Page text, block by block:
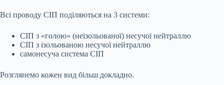
Всі проводу СІП поділяються на 3 системи:
СІП з «голою» (неізольованої) несучої нейтраллю
СІП з ізольованою несучої нейтраллю
самонесуча система СІП
Розглянемо кожен вид більш докладно.